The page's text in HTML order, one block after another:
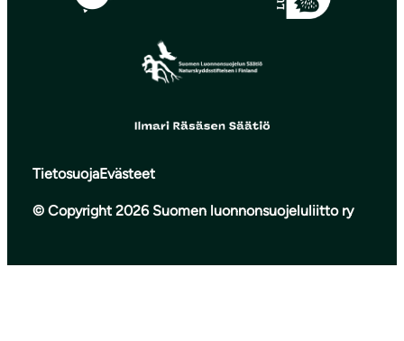
TietosuojaEvästeet
© Copyright 2026 Suomen luonnonsuojeluliitto ry